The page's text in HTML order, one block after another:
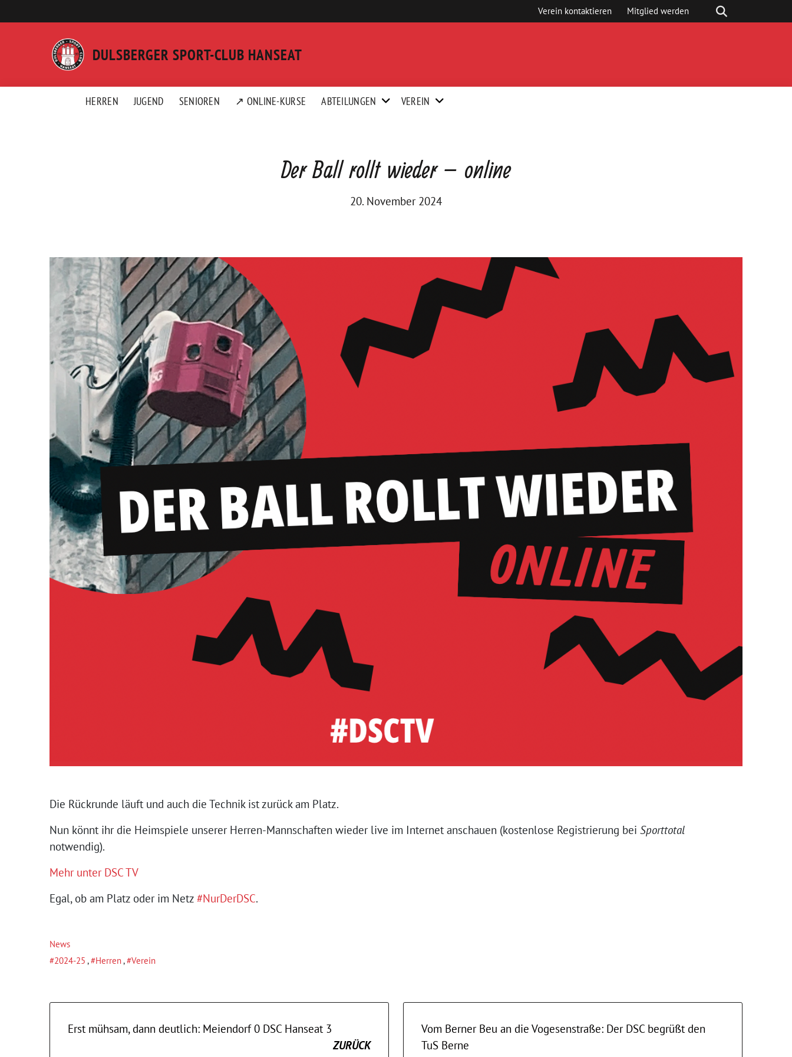
zum
Verein kontaktieren Mitglied werden
DULSBERGER SPORT-CLUB HANSEAT
HERREN JUGEND SENIOREN ↗ ONLINE-KURSE ABTEILUNGEN VEREIN
Der Ball rollt wieder – online
20. November 2024
Die Rückrunde läuft und auch die Technik ist zurück am Platz.
Nun könnt ihr die Heimspiele unserer Herren-Mannschaften wieder live im Internet anschauen (kostenlose Registrierung bei Sporttotal
notwendig).
Mehr unter DSC TV
Egal, ob am Platz oder im Netz #NurDerDSC.
News
2024-25 , Herren, Verein
Erst mühsam, dann deutlich: Meiendorf 0 DSC Hanseat 3
ZURÜCK
Vom Berner Beu an die Vogesenstraße: Der DSC begrüßt den
TuS Berne